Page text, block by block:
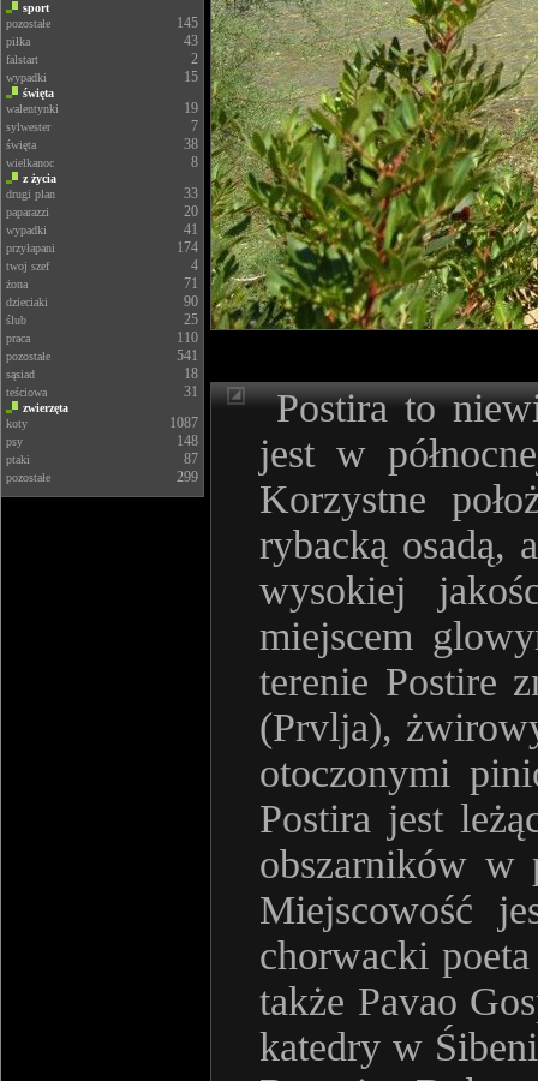
sport
pozostałe
145
piłka 43
falstart 2
wypadki 15
święta
walentynki
19
sylwester 7
święta 38
wielkanoc 8
z życia
drugi plan
33
paparazzi 20
wypadki 41
przyłapani 174
twoj szef 4
żona 71
dzieciaki 90
ślub 25
praca 110
pozostałe 541
sąsiad 18
teściowa 31
zwierzęta
koty
1087
psy 148
ptaki 87
pozostałe 299
Postira to
jest w
Korzystne
rybacką osadą,
wysokiej
miejscem
terenie Postire
(Prvlja),
otoczonymi
Postira jest
obszarników w
Miejscowość
chorwacki
także Pavao
katedry w